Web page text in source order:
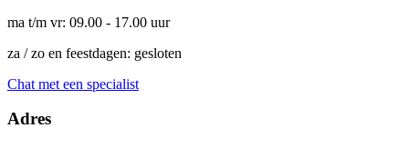
ma t/m vr: 09.00 - 17.00 uur
za / zo en feestdagen: gesloten
Chat met een specialist
Adres